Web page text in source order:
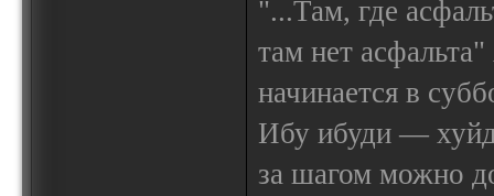
"...Там, где
там нет
начинается в
Ибу ибуди —
за шагом можно